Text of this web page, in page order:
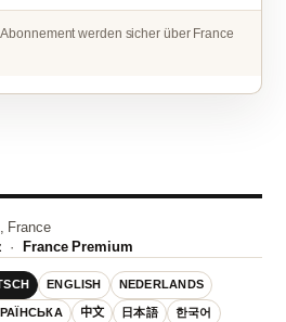
werden sicher über France
France
·France Premium
ENGLISH NEDERLANDS
中文 日本語 한국어